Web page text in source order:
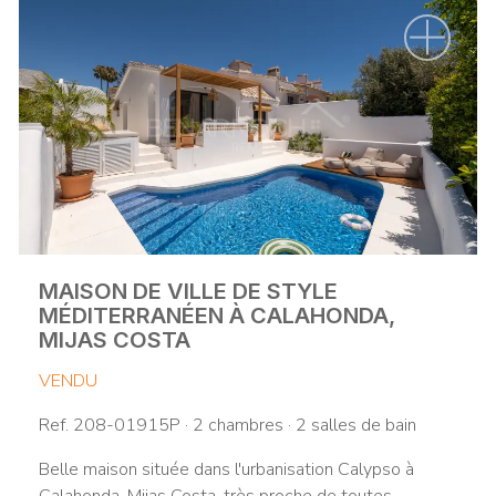
MAISON DE VILLE DE STYLE
MÉDITERRANÉEN À CALAHONDA,
MIJAS COSTA
VENDU
Ref. 208-01915P · 2 chambres · 2 salles de bain
Belle maison située dans l'urbanisation Calypso à